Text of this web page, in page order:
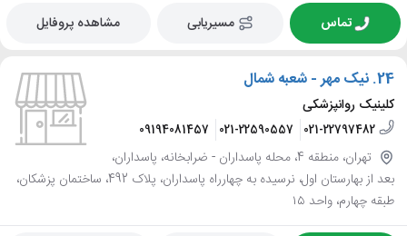
تماس مسیریابی مشاهده پروفایل
24. نیک مهر - شعبه شمال
کلینیک روانپزشکی
021-22797482
021-22590557
09194081457
تهران، منطقه 4، محله پاسداران - ضرابخانه، پاسداران،
بعد از بهارستان اول، نرسیده به چهارراه پاسداران، پلاک 492، ساختمان پزشکان،
طبقه چهارم، واحد ۱۵